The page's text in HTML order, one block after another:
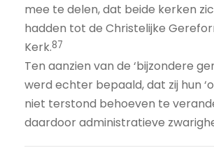
mee te delen, dat beide kerken
hadden tot de Christelijke
Kerk.87
Ten aanzien van de ‘bijzondere
werd echter bepaald, dat zij hun
niet terstond behoeven te
daardoor administratieve